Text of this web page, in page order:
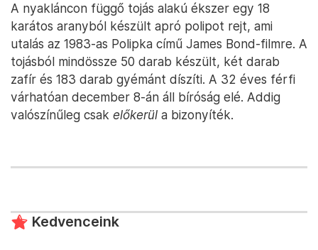
A nyakláncon függő tojás alakú ékszer egy 18
karátos aranyból készült apró polipot rejt, ami
utalás az 1983-as Polipka című James Bond-filmre. A
tojásból mindössze 50 darab készült, két darab
zafír és 183 darab gyémánt díszíti. A 32 éves férfi
várhatóan december 8-án áll bíróság elé. Addig
valószínűleg csak előkerül a bizonyíték.
Kedvenceink